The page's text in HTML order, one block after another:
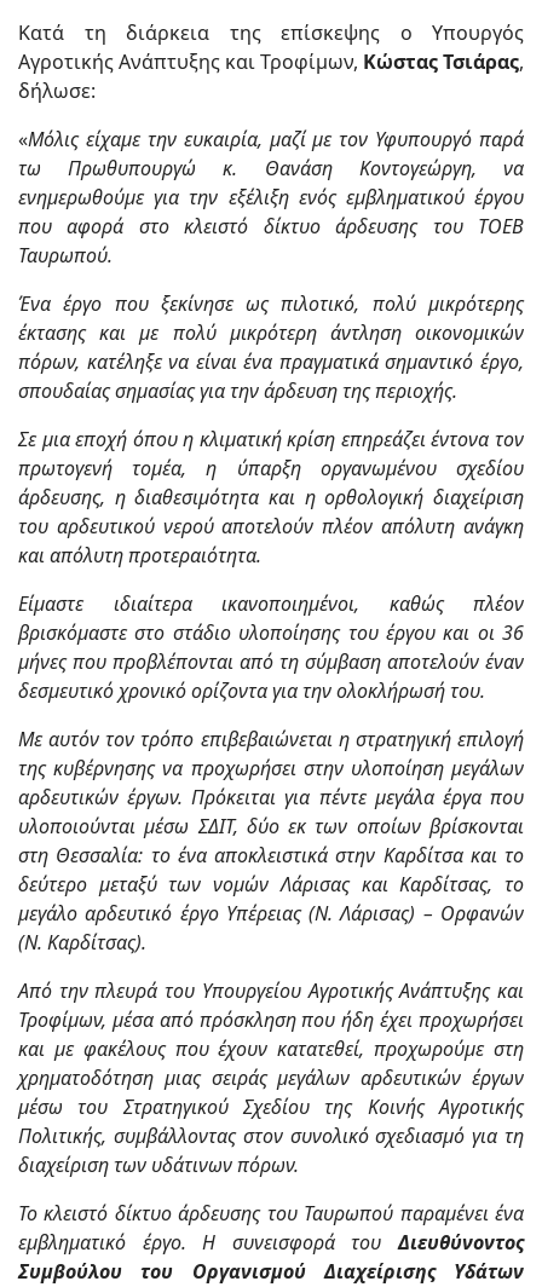
Κατά τη διάρκεια της επίσκεψης ο Υπουργός
Αγροτικής Ανάπτυξης και Τροφίμων, Κώστας Τσιάρας,
δήλωσε:
«Μόλις είχαμε την ευκαιρία, μαζί με τον Υφυπουργό παρά
τω Πρωθυπουργώ κ. Θανάση Κοντογεώργη, να
ενημερωθούμε για την εξέλιξη ενός εμβληματικού έργου
που αφορά στο κλειστό δίκτυο άρδευσης του ΤΟΕΒ
Ταυρωπού.
Ένα έργο που ξεκίνησε ως πιλοτικό, πολύ μικρότερης
έκτασης και με πολύ μικρότερη άντληση οικονομικών
πόρων, κατέληξε να είναι ένα πραγματικά σημαντικό έργο,
σπουδαίας σημασίας για την άρδευση της περιοχής.
Σε μια εποχή όπου η κλιματική κρίση επηρεάζει έντονα τον
πρωτογενή τομέα, η ύπαρξη οργανωμένου σχεδίου
άρδευσης, η διαθεσιμότητα και η ορθολογική διαχείριση
του αρδευτικού νερού αποτελούν πλέον απόλυτη ανάγκη
και απόλυτη προτεραιότητα.
Είμαστε ιδιαίτερα ικανοποιημένοι, καθώς πλέον
βρισκόμαστε στο στάδιο υλοποίησης του έργου και οι 36
μήνες που προβλέπονται από τη σύμβαση αποτελούν έναν
δεσμευτικό χρονικό ορίζοντα για την ολοκλήρωσή του.
Με αυτόν τον τρόπο επιβεβαιώνεται η στρατηγική επιλογή
της κυβέρνησης να προχωρήσει στην υλοποίηση μεγάλων
αρδευτικών έργων. Πρόκειται για πέντε μεγάλα έργα που
υλοποιούνται μέσω ΣΔΙΤ, δύο εκ των οποίων βρίσκονται
στη Θεσσαλία: το ένα αποκλειστικά στην Καρδίτσα και το
δεύτερο μεταξύ των νομών Λάρισας και Καρδίτσας, το
μεγάλο αρδευτικό έργο Υπέρειας (Ν. Λάρισας) – Ορφανών
(Ν. Καρδίτσας).
Από την πλευρά του Υπουργείου Αγροτικής Ανάπτυξης και
Τροφίμων, μέσα από πρόσκληση που ήδη έχει προχωρήσει
και με φακέλους που έχουν κατατεθεί, προχωρούμε στη
χρηματοδότηση μιας σειράς μεγάλων αρδευτικών έργων
μέσω του Στρατηγικού Σχεδίου της Κοινής Αγροτικής
Πολιτικής, συμβάλλοντας στον συνολικό σχεδιασμό για τη
διαχείριση των υδάτινων πόρων.
Το κλειστό δίκτυο άρδευσης του Ταυρωπού παραμένει ένα
εμβληματικό έργο. Η συνεισφορά του
Διευθύνοντος
Συμβούλου του Οργανισμού Διαχείρισης Υδάτων